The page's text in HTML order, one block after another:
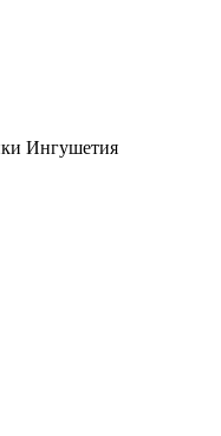
Ингушетия